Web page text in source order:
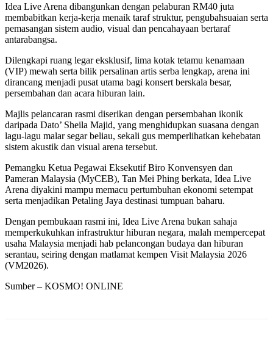
Idea Live Arena dibangunkan dengan pelaburan RM40 juta
membabitkan kerja-kerja menaik taraf struktur, pengubahsuaian serta
pemasangan sistem audio, visual dan pencahayaan bertaraf
antarabangsa.
Dilengkapi ruang legar eksklusif, lima kotak tetamu kenamaan
(VIP) mewah serta bilik persalinan artis serba lengkap, arena ini
dirancang menjadi pusat utama bagi konsert berskala besar,
persembahan dan acara hiburan lain.
Majlis pelancaran rasmi diserikan dengan persembahan ikonik
daripada Dato’ Sheila Majid, yang menghidupkan suasana dengan
lagu-lagu malar segar beliau, sekali gus memperlihatkan kehebatan
sistem akustik dan visual arena tersebut.
Pemangku Ketua Pegawai Eksekutif Biro Konvensyen dan
Pameran Malaysia (MyCEB), Tan Mei Phing berkata, Idea Live
Arena diyakini mampu memacu pertumbuhan ekonomi setempat
serta menjadikan Petaling Jaya destinasi tumpuan baharu.
Dengan pembukaan rasmi ini, Idea Live Arena bukan sahaja
memperkukuhkan infrastruktur hiburan negara, malah mempercepat
usaha Malaysia menjadi hab pelancongan budaya dan hiburan
serantau, seiring dengan matlamat kempen Visit Malaysia 2026
(VM2026).
Sumber – KOSMO! ONLINE